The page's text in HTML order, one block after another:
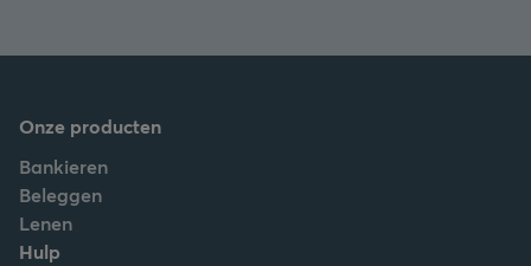
Onze producten
Bankieren
Beleggen
Lenen
Hulp